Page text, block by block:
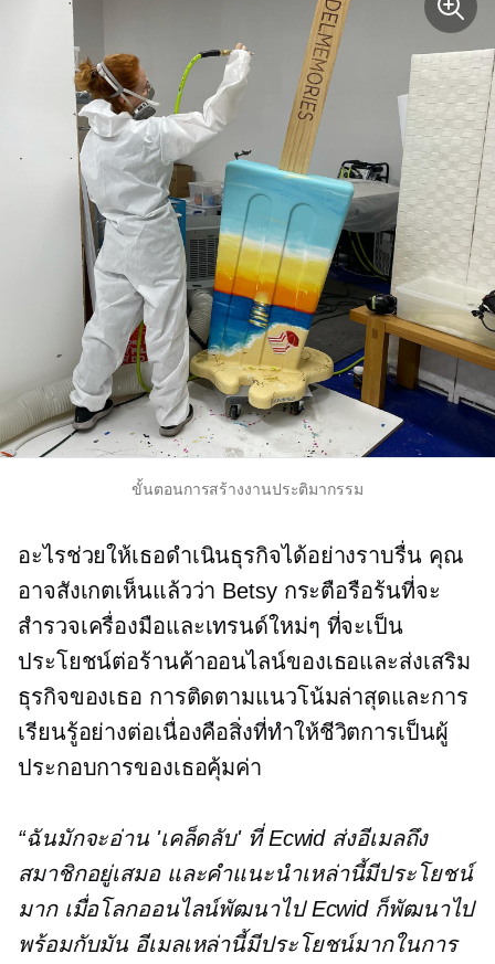
ขั้นตอนการสร้างงานประติมากรรม
อะไรช่วยให้เธอดำเนินธุรกิจได้อย่างราบรื่น คุณ
อาจสังเกตเห็นแล้วว่า Betsy กระตือรือร้นที่จะ
สำรวจเครื่องมือและเทรนด์ใหม่ๆ ที่จะเป็น
ประโยชน์ต่อร้านค้าออนไลน์ของเธอและส่งเสริม
ธุรกิจของเธอ การติดตามแนวโน้มล่าสุดและการ
เรียนรู้อย่างต่อเนื่องคือสิ่งที่ทำให้ชีวิตการเป็นผู้
ประกอบการของเธอคุ้มค่า
“ฉันมักจะอ่าน 'เคล็ดลับ' ที่ Ecwid ส่งอีเมลถึง
สมาชิกอยู่เสมอ และคำแนะนำเหล่านี้มีประโยชน์
มาก เมื่อโลกออนไลน์พัฒนาไป Ecwid ก็พัฒนาไป
พร้อมกับมัน อีเมลเหล่านี้มีประโยชน์มากในการ